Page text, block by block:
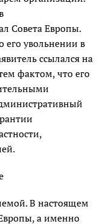
Совета Европы.
его увольнении в
ссылался на
фактом, что его
В настоящем
а именно